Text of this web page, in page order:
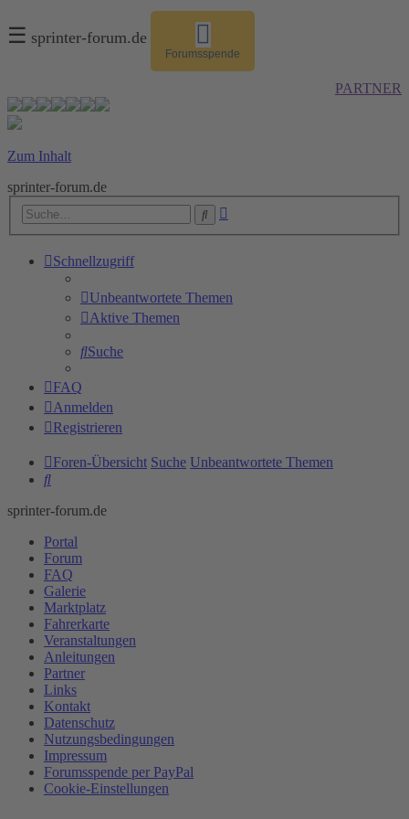
☰ sprinter-forum.de
Forumsspende
PARTNER
Zum Inhalt
sprinter-forum.de
Suche
Schnellzugriff
Unbeantwortete Themen
Aktive Themen
Suche
FAQ
Anmelden
Registrieren
Foren-Übersicht Suche Unbeantwortete Themen
Suche
sprinter-forum.de
Portal
Forum
FAQ
Galerie
Marktplatz
Fahrerkarte
Veranstaltungen
Anleitungen
Partner
Links
Kontakt
Datenschutz
Nutzungsbedingungen
Impressum
Forumsspende per PayPal
Cookie-Einstellungen